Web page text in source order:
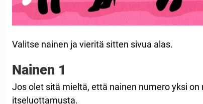
Valitse nainen ja vieritä sitten sivua alas.
Nainen 1
Jos olet sitä mieltä, että nainen numero yksi
itseluottamusta.